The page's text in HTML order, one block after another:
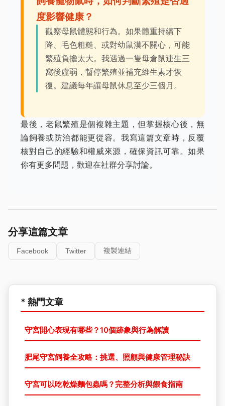
度影響健康？
觀察母鼠體態和行為。如果體重持續下
降、毛色粗糙、或對幼鼠漠不關心，可能
繁殖負擔太大。我遇過一隻母倉鼠連生三
窩後虛弱，暫停繁殖並補充維生素才恢
復。建議每年讓母鼠休息至少三個月。
最後，老鼠繁殖是個複雜主題，但掌握核心後，無
論飼養或防治都能更從容。我寫這篇文章時，反覆
核對自己的經驗和權威來源，確保資訊可靠。如果
你有更多問題，歡迎在社群分享討論。
分享這篇文章
Facebook Twitter 複製連結
* 熱門文章
守宮開心表現有哪些？10個跡象與行為解讀
肥尾守宮飼養全攻略：挑選、照顧與健康管理秘訣
守宮可以吃乾燥麵包蟲嗎？完整分析與餵食指南